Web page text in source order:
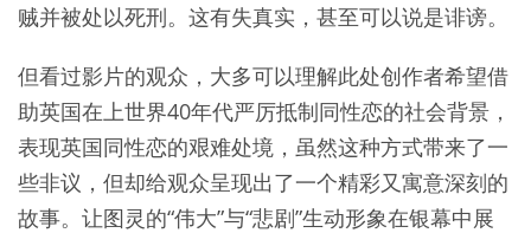
贼并被处以死刑。这有失真实，甚至可以说是诽谤。
但看过影片的观众，大多可以理解此处创作者希望借
助英国在上世界40年代严厉抵制同性恋的社会背景，
表现英国同性恋的艰难处境，虽然这种方式带来了一
些非议，但却给观众呈现出了一个精彩又寓意深刻的
故事。让图灵的“伟大”与“悲剧”生动形象在银幕中展